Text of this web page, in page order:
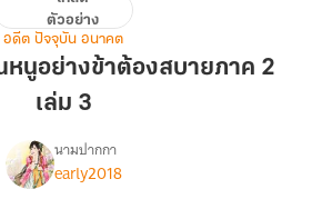
ตัวอย่าง
อดีต ปัจจุบัน อนาคต
หนูอย่างข้าต้องสบายภาค 2
เล่ม 3
เรื่อง
นามปากกา
early2018